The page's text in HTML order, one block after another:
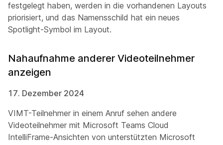
festgelegt haben, werden in die vorhandenen Layouts
priorisiert, und das Namensschild hat ein neues
Spotlight-Symbol im Layout.
Nahaufnahme anderer Videoteilnehmer
anzeigen
17. Dezember 2024
VIMT-Teilnehmer in einem Anruf sehen andere
Videoteilnehmer mit Microsoft Teams Cloud
IntelliFrame-Ansichten von unterstützten Microsoft